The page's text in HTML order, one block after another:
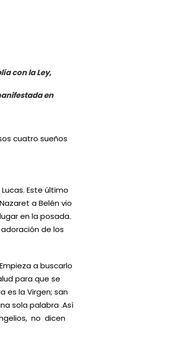
con la Ley,
en
cuatro sueños
Este último
a Belén vio
en la posada.
de los
a buscarlo
para que se
es la Virgen; san
sola palabra .Así
no dicen